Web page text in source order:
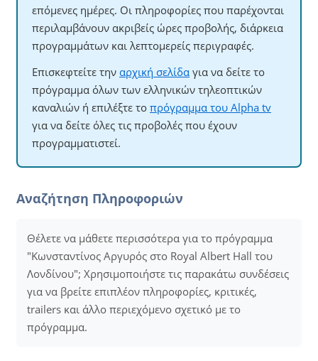
επόμενες ημέρες. Οι πληροφορίες που παρέχονται
περιλαμβάνουν ακριβείς ώρες προβολής, διάρκεια
προγραμμάτων και λεπτομερείς περιγραφές.
Επισκεφτείτε την αρχική σελίδα για να δείτε το
πρόγραμμα όλων των ελληνικών τηλεοπτικών
καναλιών ή επιλέξτε το πρόγραμμα του Alpha tv
για να δείτε όλες τις προβολές που έχουν
προγραμματιστεί.
Αναζήτηση Πληροφοριών
Θέλετε να μάθετε περισσότερα για το πρόγραμμα
"Κωνσταντίνος Αργυρός στο Royal Albert Hall του
Λονδίνου"; Χρησιμοποιήστε τις παρακάτω συνδέσεις
για να βρείτε επιπλέον πληροφορίες, κριτικές,
trailers και άλλο περιεχόμενο σχετικό με το
πρόγραμμα.